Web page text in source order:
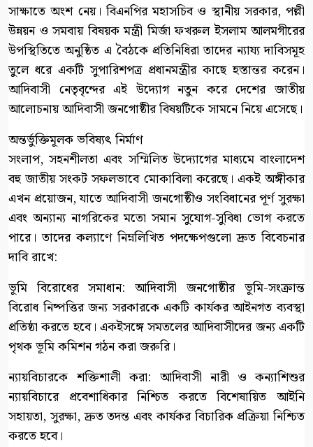
সাক্ষাতে অংশ নেয়। বিএনপির মহাসচিব ও স্থানীয় সরকার, পল্লী
উন্নয়ন ও সমবায় বিষয়ক মন্ত্রী মির্জা ফখরুল ইসলাম আলমগীরের
উপস্থিতিতে অনুষ্ঠিত এ বৈঠকে প্রতিনিধিরা তাদের ন্যায্য দাবিসমূহ
তুলে ধরে একটি সুপারিশপত্র প্রধানমন্ত্রীর কাছে হস্তান্তর করেন।
আদিবাসী নেতৃবৃন্দের এই উদ্যোগ নতুন করে দেশের জাতীয়
আলোচনায় আদিবাসী জনগোষ্ঠীর বিষয়টিকে সামনে নিয়ে এসেছে।
অন্তর্ভুক্তিমূলক ভবিষ্যৎ নির্মাণ
সংলাপ, সহনশীলতা এবং সম্মিলিত উদ্যোগের মাধ্যমে বাংলাদেশ
বহু জাতীয় সংকট সফলভাবে মোকাবিলা করেছে। একই অঙ্গীকার
এখন প্রয়োজন, যাতে আদিবাসী জনগোষ্ঠীও সংবিধানের পূর্ণ সুরক্ষা
এবং অন্যান্য নাগরিকের মতো সমান সুযোগ-সুবিধা ভোগ করতে
পারে। তাদের কল্যাণে নিম্নলিখিত পদক্ষেপগুলো দ্রুত বিবেচনার
দাবি রাখে:
ভূমি বিরোধের সমাধান: আদিবাসী জনগোষ্ঠীর ভূমি-সংক্রান্ত
বিরোধ নিষ্পত্তির জন্য সরকারকে একটি কার্যকর আইনগত ব্যবস্থা
প্রতিষ্ঠা করতে হবে। একইসঙ্গে সমতলের আদিবাসীদের জন্য একটি
পৃথক ভূমি কমিশন গঠন করা জরুরি।
ন্যায়বিচারকে শক্তিশালী করা: আদিবাসী নারী ও কন্যাশিশুর
ন্যায়বিচারে প্রবেশাধিকার নিশ্চিত করতে বিশেষায়িত আইনি
সহায়তা, সুরক্ষা, দ্রুত তদন্ত এবং কার্যকর বিচারিক প্রক্রিয়া নিশ্চিত
করতে হবে।